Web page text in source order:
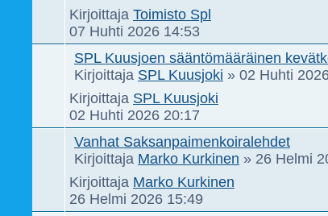
Kirjoittaja Toimisto Spl
07 Huhti 2026 14:53
SPL Kuusjoen sääntömääräinen
Kirjoittaja SPL Kuusjoki » 02 Huhti
Kirjoittaja SPL Kuusjoki
02 Huhti 2026 20:17
Vanhat Saksanpaimenkoiralehdet
Kirjoittaja Marko Kurkinen » 26 Helmi
Kirjoittaja Marko Kurkinen
26 Helmi 2026 15:49